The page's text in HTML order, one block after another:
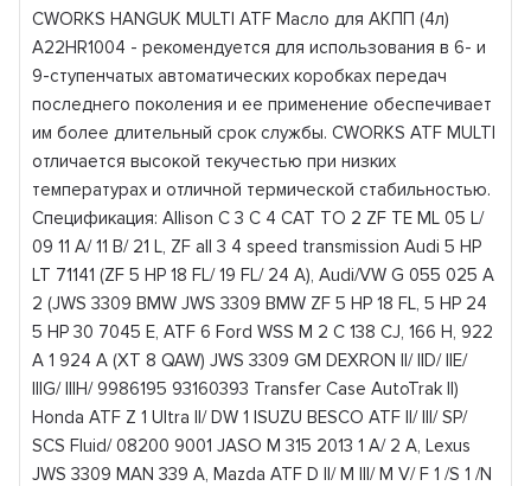
CWORKS HANGUK MULTI ATF Масло для АКПП (4л)
A22HR1004 - рекомендуется для использования в 6- и
9-ступенчатых автоматических коробках передач
последнего поколения и ее применение обеспечивает
им более длительный срок службы. CWORKS ATF MULTI
отличается высокой текучестью при низких
температурах и отличной термической стабильностью.
Спецификация: Allison C 3 C 4 CAT TO 2 ZF TE ML 05 L/
09 11 A/ 11 B/ 21 L, ZF all 3 4 speed transmission Audi 5 HP
LT 71141 (ZF 5 HP 18 FL/ 19 FL/ 24 A), Audi/VW G 055 025 A
2 (JWS 3309 BMW JWS 3309 BMW ZF 5 HP 18 FL, 5 HP 24
5 HP 30 7045 E, ATF 6 Ford WSS M 2 C 138 CJ, 166 H, 922
A 1 924 A (XT 8 QAW) JWS 3309 GM DEXRON II/ IID/ IIE/
IIIG/ IIIH/ 9986195 93160393 Transfer Case AutoTrak II)
Honda ATF Z 1 Ultra II/ DW 1 ISUZU BESCO ATF II/ III/ SP/
SCS Fluid/ 08200 9001 JASO M 315 2013 1 A/ 2 A, Lexus
JWS 3309 MAN 339 A, Mazda ATF D II/ M III/ M V/ F 1 /S 1 /N